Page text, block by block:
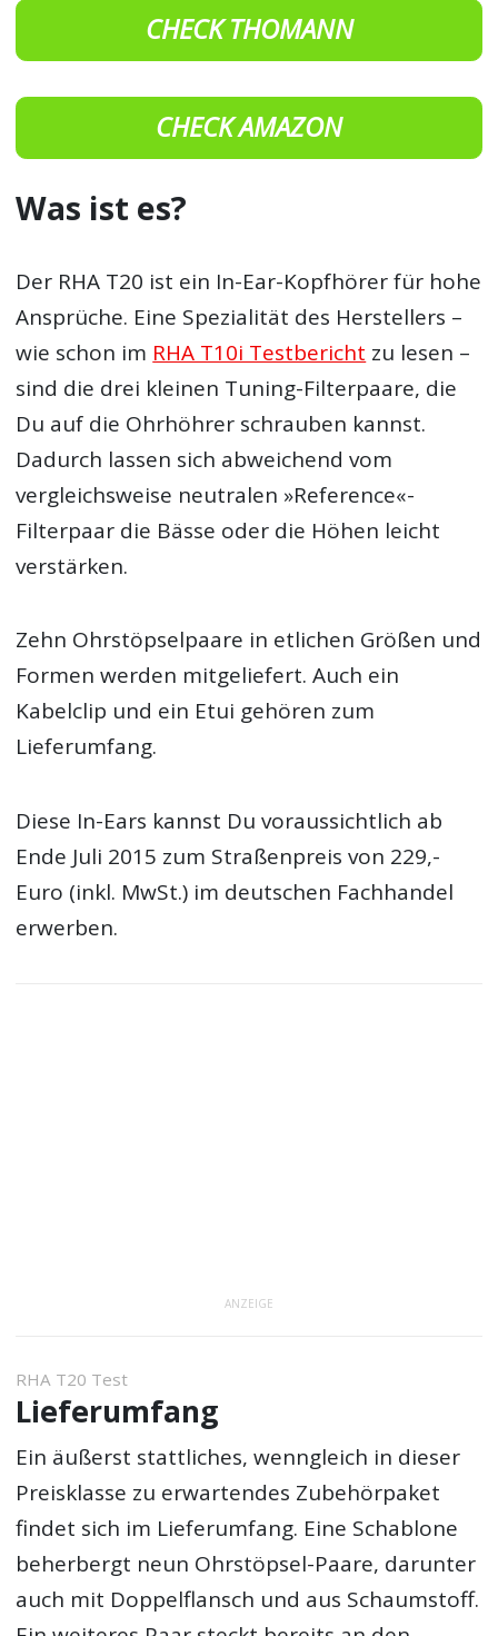
CHECK THOMANN
CHECK AMAZON
Was ist es?
Der RHA T20 ist ein In-Ear-Kopfhörer für hohe
Ansprüche. Eine Spezialität des Herstellers –
wie schon im RHA T10i Testbericht zu lesen –
sind die drei kleinen Tuning-Filterpaare, die
Du auf die Ohrhöhrer schrauben kannst.
Dadurch lassen sich abweichend vom
vergleichsweise neutralen »Reference«-
Filterpaar die Bässe oder die Höhen leicht
verstärken.
Zehn Ohrstöpselpaare in etlichen Größen und
Formen werden mitgeliefert. Auch ein
Kabelclip und ein Etui gehören zum
Lieferumfang.
Diese In-Ears kannst Du voraussichtlich ab
Ende Juli 2015 zum Straßenpreis von 229,-
Euro (inkl. MwSt.) im deutschen Fachhandel
erwerben.
ANZEIGE
RHA T20 Test
Lieferumfang
Ein äußerst stattliches, wenngleich in dieser
Preisklasse zu erwartendes Zubehörpaket
findet sich im Lieferumfang. Eine Schablone
beherbergt neun Ohrstöpsel-Paare, darunter
auch mit Doppelflansch und aus Schaumstoff.